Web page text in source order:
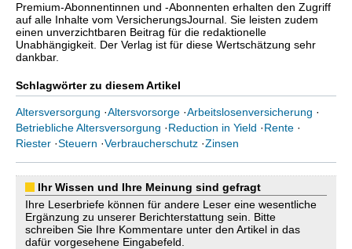
Premium-Abonnentinnen und -Abonnenten erhalten den Zugriff
auf alle Inhalte vom VersicherungsJournal. Sie leisten zudem
einen unverzichtbaren Beitrag für die redaktionelle
Unabhängigkeit. Der Verlag ist für diese Wertschätzung sehr
dankbar.
Schlagwörter zu diesem Artikel
Altersversorgung ·Altersvorsorge ·Arbeitslosenversicherung ·
Betriebliche Altersversorgung ·Reduction in Yield ·Rente ·
Riester ·Steuern ·Verbraucherschutz ·Zinsen
Ihr Wissen und Ihre Meinung sind gefragt
Ihre Leserbriefe können für andere Leser eine wesentliche
Ergänzung zu unserer Berichterstattung sein. Bitte
schreiben Sie Ihre Kommentare unter den Artikel in das
dafür vorgesehene Eingabefeld.